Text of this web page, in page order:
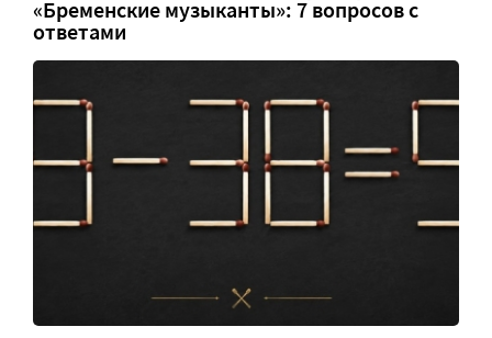
«Бременские музыканты»: 7 вопросов с
ответами